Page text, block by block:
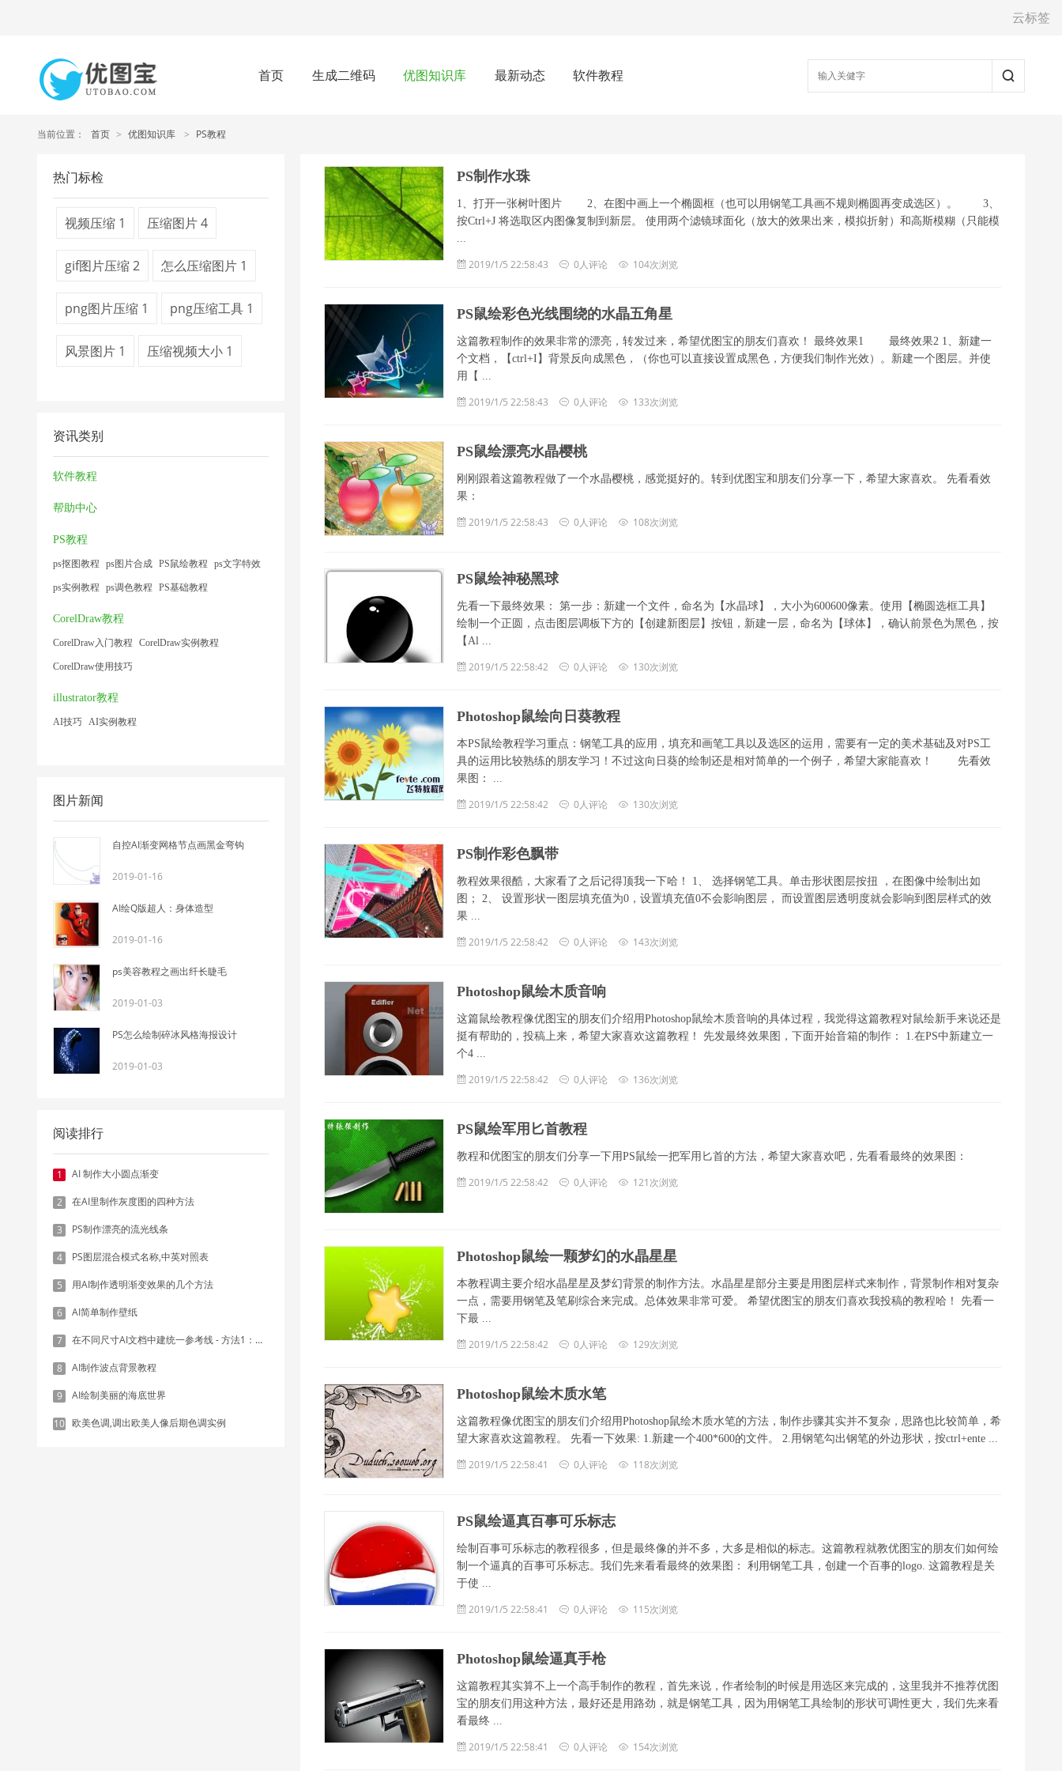
云标签
首页 生成二维码 优图知识库 最新动态 软件教程
当前位置： 首页 > 优图知识库 > PS教程
热门标检
视频压缩 1 压缩图片4
gif图片压缩2 怎么压缩图片 1
png图片压缩 1 png压缩工具 1
风景图片 1 压缩视频大小 1
资讯类别
软件教程
帮助中心
PS教程
ps抠图教程 ps图片合成 PS鼠绘教程 ps文字特效
ps实例教程 ps调色教程 PS基础教程
CorelDraw教程
CorelDraw入门教程 CorelDraw实例教程
CorelDraw使用技巧
illustrator教程
AI技巧 AI实例教程
图片新闻
自控AI渐变网格节点画黑金弯钩
2019-01-16
AI绘Q版超人：身体造型
2019-01-16
ps美容教程之画出纤长睫毛
2019-01-03
PS怎么绘制碎冰风格海报设计
2019-01-03
阅读排行
1 AI 制作大小圆点渐变
2 在AI里制作灰度图的四种方法
3 PS制作漂亮的流光线条
4 PS图层混合模式名称,中英对照表
5 用AI制作透明渐变效果的几个方法
6 AI简单制作壁纸
7 在不同尺寸AI文档中建统一参考线 - 方法1：对齐和分布
8 AI制作波点背景教程
9 AI绘制美丽的海底世界
10 欧美色调,调出欧美人像后期色调实例
PS制作水珠
1、打开一张树叶图片 2、在图中画上一个椭圆框（也可以用钢笔工具画不规则椭圆再变成选区）。 3、
按Ctrl+J 将选取区内图像复制到新层。 使用两个滤镜球面化（放大的效果出来，模拟折射）和高斯模糊（只能模
...
2019/1/5 22:58:43 0人评论 104次浏览
PS鼠绘彩色光线围绕的水晶五角星
这篇教程制作的效果非常的漂亮，转发过来，希望优图宝的朋友们喜欢！ 最终效果1 最终效果2 1、新建一
个文档，【ctrl+I】背景反向成黑色，（你也可以直接设置成黑色，方便我们制作光效）。新建一个图层。并使
用【 ...
2019/1/5 22:58:43 0人评论 133次浏览
PS鼠绘漂亮水晶樱桃
刚刚跟着这篇教程做了一个水晶樱桃，感觉挺好的。转到优图宝和朋友们分享一下，希望大家喜欢。 先看看效
果：
2019/1/5 22:58:43 0人评论 108次浏览
PS鼠绘神秘黑球
先看一下最终效果： 第一步：新建一个文件，命名为【水晶球】，大小为600600像素。使用【椭圆选框工具】
绘制一个正圆，点击图层调板下方的【创建新图层】按钮，新建一层，命名为【球体】，确认前景色为黑色，按
【Al ...
2019/1/5 22:58:42 0人评论 130次浏览
Photoshop鼠绘向日葵教程
本PS鼠绘教程学习重点：钢笔工具的应用，填充和画笔工具以及选区的运用，需要有一定的美术基础及对PS工
具的运用比较熟练的朋友学习！不过这向日葵的绘制还是相对简单的一个例子，希望大家能喜欢！ 先看效
果图： ...
2019/1/5 22:58:42 0人评论 130次浏览
PS制作彩色飘带
教程效果很酷，大家看了之后记得顶我一下哈！ 1、 选择钢笔工具。单击形状图层按扭 ，在图像中绘制出如
图； 2、 设置形状一图层填充值为0，设置填充值0不会影响图层， 而设置图层透明度就会影响到图层样式的效
果 ...
2019/1/5 22:58:42 0人评论 143次浏览
Photoshop鼠绘木质音响
这篇鼠绘教程像优图宝的朋友们介绍用Photoshop鼠绘木质音响的具体过程，我觉得这篇教程对鼠绘新手来说还是
挺有帮助的，投稿上来，希望大家喜欢这篇教程！ 先发最终效果图，下面开始音箱的制作： 1.在PS中新建立一
个4 ...
2019/1/5 22:58:42 0人评论 136次浏览
PS鼠绘军用匕首教程
教程和优图宝的朋友们分享一下用PS鼠绘一把军用匕首的方法，希望大家喜欢吧，先看看最终的效果图：
2019/1/5 22:58:42 0人评论 121次浏览
Photoshop鼠绘一颗梦幻的水晶星星
本教程调主要介绍水晶星星及梦幻背景的制作方法。水晶星星部分主要是用图层样式来制作，背景制作相对复杂
一点，需要用钢笔及笔刷综合来完成。总体效果非常可爱。 希望优图宝的朋友们喜欢我投稿的教程哈！ 先看一
下最 ...
2019/1/5 22:58:42 0人评论 129次浏览
Photoshop鼠绘木质水笔
这篇教程像优图宝的朋友们介绍用Photoshop鼠绘木质水笔的方法，制作步骤其实并不复杂，思路也比较简单，希
望大家喜欢这篇教程。 先看一下效果: 1.新建一个400*600的文件。 2.用钢笔勾出钢笔的外边形状，按ctrl+ente ...
2019/1/5 22:58:41 0人评论 118次浏览
PS鼠绘逼真百事可乐标志
绘制百事可乐标志的教程很多，但是最终像的并不多，大多是相似的标志。这篇教程就教优图宝的朋友们如何绘
制一个逼真的百事可乐标志。我们先来看看最终的效果图： 利用钢笔工具，创建一个百事的logo. 这篇教程是关
于使 ...
2019/1/5 22:58:41 0人评论 115次浏览
Photoshop鼠绘逼真手枪
这篇教程其实算不上一个高手制作的教程，首先来说，作者绘制的时候是用选区来完成的，这里我并不推荐优图
宝的朋友们用这种方法，最好还是用路劲，就是钢笔工具，因为用钢笔工具绘制的形状可调性更大，我们先来看
看最终 ...
2019/1/5 22:58:41 0人评论 154次浏览